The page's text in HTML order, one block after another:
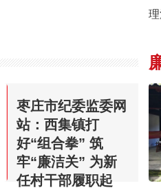
理
枣庄市纪委监委网
站：西集镇打
好“组合拳” 筑
牢“廉洁关” 为新
任村干部履职起